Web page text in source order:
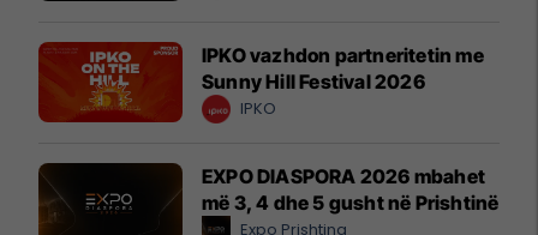
IPKO vazhdon partneritetin me
Sunny Hill Festival 2026
IPKO
EXPO DIASPORA 2026 mbahet
më 3, 4 dhe 5 gusht në Prishtinë
Expo Prishtina